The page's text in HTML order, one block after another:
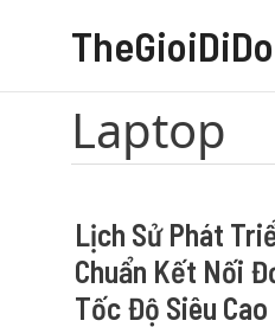
Laptop
Lịch Sử Phát
Chuẩn Kết Nối
Tốc Độ Siêu Cao